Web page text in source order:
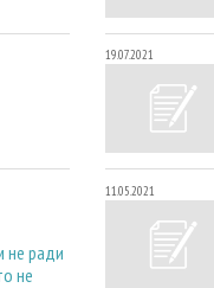
не ради
не
19.07.2021
11.05.2021